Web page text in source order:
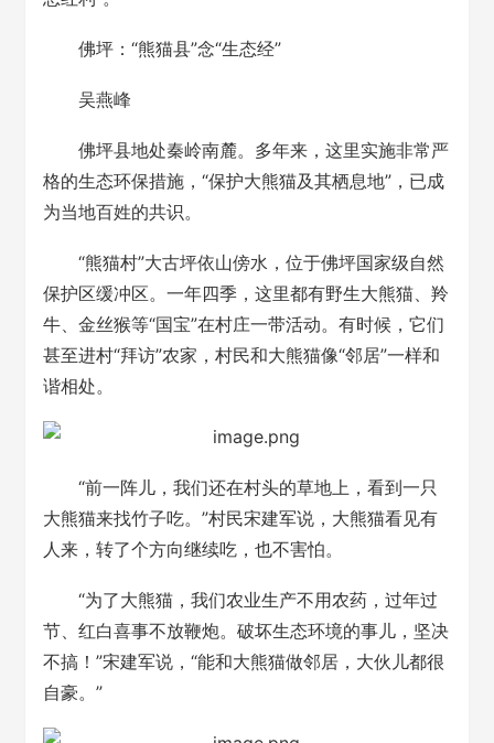
佛坪：“熊猫县”念“生态经”
吴燕峰
佛坪县地处秦岭南麓。多年来，这里实施非常严
格的生态环保措施，“保护大熊猫及其栖息地”，已成
为当地百姓的共识。
“熊猫村”大古坪依山傍水，位于佛坪国家级自然
保护区缓冲区。一年四季，这里都有野生大熊猫、羚
牛、金丝猴等“国宝”在村庄一带活动。有时候，它们
甚至进村“拜访”农家，村民和大熊猫像“邻居”一样和
谐相处。
“前一阵儿，我们还在村头的草地上，看到一只
大熊猫来找竹子吃。”村民宋建军说，大熊猫看见有
人来，转了个方向继续吃，也不害怕。
“为了大熊猫，我们农业生产不用农药，过年过
节、红白喜事不放鞭炮。破坏生态环境的事儿，坚决
不搞！”宋建军说，“能和大熊猫做邻居，大伙儿都很
自豪。”